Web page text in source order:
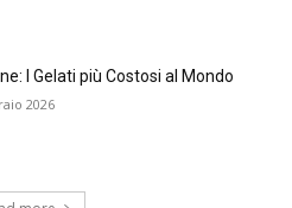
I Gelati più Costosi al Mondo
2026